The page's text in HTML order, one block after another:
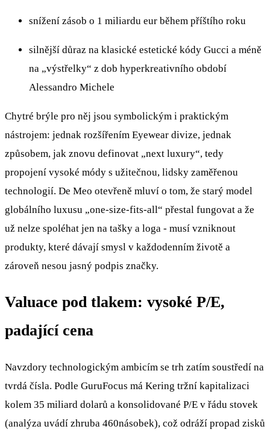
snížení zásob o 1 miliardu eur během příštího roku
silnější důraz na klasické estetické kódy Gucci a méně
na „výstřelky“ z dob hyperkreativního období
Alessandro Michele
Chytré brýle pro něj jsou symbolickým i praktickým
nástrojem: jednak rozšířením Eyewear divize, jednak
způsobem, jak znovu definovat „next luxury“, tedy
propojení vysoké módy s užitečnou, lidsky zaměřenou
technologií. De Meo otevřeně mluví o tom, že starý model
globálního luxusu „one‑size‑fits‑all“ přestal fungovat a že
už nelze spoléhat jen na tašky a loga - musí vzniknout
produkty, které dávají smysl v každodenním životě a
zároveň nesou jasný podpis značky.
Valuace pod tlakem: vysoké P/E,
padající cena
Navzdory technologickým ambicím se trh zatím soustředí na
tvrdá čísla. Podle GuruFocus má Kering tržní kapitalizaci
kolem 35 miliard dolarů a konsolidované P/E v řádu stovek
(analýza uvádí zhruba 460násobek), což odráží propad zisků